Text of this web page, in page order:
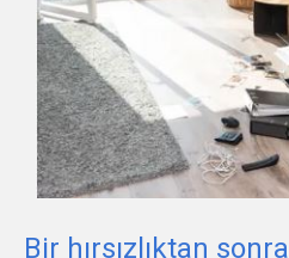
Bir hırsızlıktan sonra